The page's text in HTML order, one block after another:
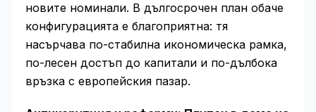
новите номинали. В дългосрочен план обаче
конфигурацията е благоприятна: тя
насърчава по-стабилна икономическа рамка,
по-лесен достъп до капитали и по-дълбока
връзка с европейския пазар.